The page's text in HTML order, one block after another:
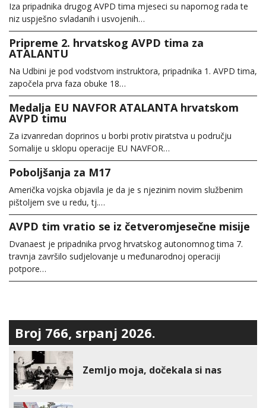
Iza pripadnika drugog AVPD tima mjeseci su napornog rada te
niz uspješno svladanih i usvojenih…
Pripreme 2. hrvatskog AVPD tima za
ATALANTU
Na Udbini je pod vodstvom instruktora, pripadnika 1. AVPD tima,
započela prva faza obuke 18…
Medalja EU NAVFOR ATALANTA hrvatskom
AVPD timu
Za izvanredan doprinos u borbi protiv piratstva u području
Somalije u sklopu operacije EU NAVFOR…
Poboljšanja za M17
Američka vojska objavila je da je s njezinim novim službenim
pištoljem sve u redu, tj.…
AVPD tim vratio se iz četveromjesečne misije
Dvanaest je pripadnika prvog hrvatskog autonomnog tima 7.
travnja završilo sudjelovanje u međunarodnoj operaciji
potpore…
Broj 766, srpanj 2026.
Zemljo moja, dočekala si nas